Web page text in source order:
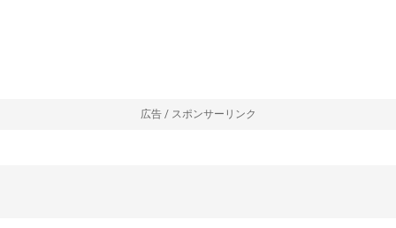
広告 / スポンサーリンク